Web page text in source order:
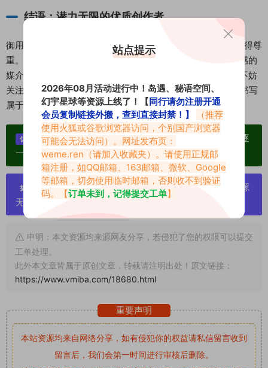
结语：潜力无限的优质创作者
御用小涵s用实力证明，颜值创作者同样可以靠才华与诚意赢得尊
重。在她身上，美不是单薄的标签，而是表达创意、连接情感的
媒介。如果你也欣赏这种兼具艺术质感与个人风格的内容，不妨
关注这位正在崛起的B站UP主，一同见证她如何用镜头继续书写
属于自己的魅力篇章。
优势：
单个博主作品统一整合分享、素材高度去重复、逐
一归档方便收藏！
提示：
严禁搬运资源链接，一经发现封号处理，素材资源
无露点、需求请绕道，关闭本站网页！
申明：本文资源均来源网友分享，若侵犯了您的权限可以提交
工单处理。
此外本文章皆属于原创文章，转载请注明出处！原文链接：
https://www.vmiba.com/18680.html
重要声明
本站资源均来自网络分享，如有侵犯你的权益请私信留言收到
留言后，我们会第一时间进行审核后删除。
站点提示
2026年08月活动进行中！岛遇、秘语空间、
幻宇星球等资源上线了！【同行请勿注册开通
会员复制链接外搬，查到直接封禁！】
（推荐
使用火狐或谷歌浏览器访问，个别国产浏览器
可能会无法访问）。网址发布页：
weme.ren （请加入收藏夹）。请使用正规邮
箱注册，如QQ邮箱、163邮箱、微软、Google
等邮箱，切勿使用临时邮箱，否则收不到验证
码。【订单未到，记得提交工单】